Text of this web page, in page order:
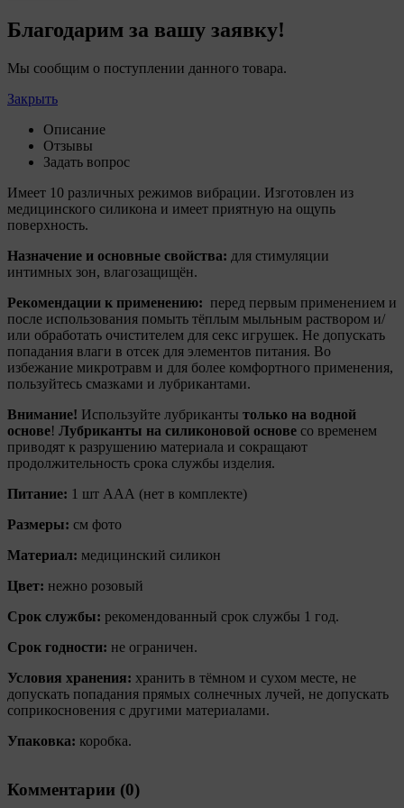
Благодарим за вашу заявку!
Мы сообщим о поступлении данного товара.
Закрыть
Описание
Отзывы
Задать вопрос
Имеет 10 различных режимов вибрации. Изготовлен из
медицинского силикона и имеет приятную на ощупь
поверхность.
Назначение и основные свойства: для стимуляции
интимных зон, влагозащищён.
Рекомендации к применению: перед первым применением и
после использования помыть тёплым мыльным раствором и/
или обработать очистителем для секс игрушек. Не допускать
попадания влаги в отсек для элементов питания. Во
избежание микротравм и для более комфортного применения,
пользуйтесь смазками и лубрикантами.
Внимание! Используйте лубриканты только на водной
основе! Лубриканты на силиконовой основе со временем
приводят к разрушению материала и сокращают
продолжительность срока службы изделия.
Питание: 1 шт ААА (нет в комплекте)
Размеры: см фото
Материал: медицинский силикон
Цвет: нежно розовый
Срок службы: рекомендованный срок службы 1 год.
Срок годности: не ограничен.
Условия хранения: хранить в тёмном и сухом месте, не
допускать попадания прямых солнечных лучей, не допускать
соприкосновения с другими материалами.
Упаковка: коробка.
Комментарии (0)
идентификации субъектов персональных данных.
7. На сайтах используются как файлы cookie первой
посещает пользователь), так и сторонние файлы
cookie (задаются сервером, расположенным вне
домена наших сайтов).
8. Общество обрабатывает обезличенные данные
пользователей сайта (включая файлы «cookie»),
собираемые с помощью сервисов Интернет-
действиях пользователей на сайте, улучшения
качества сайта и его содержания. Общество
случае, если это разрешено в настройках браузера
пользователя (включено сохранение файлов cookie и
использование технологии JavaScript).
9. На сайтах обрабатываются следующие типы
файлов cookie:
9.1. Технические (обязательные) файлы cookie,
например, применяемые при регистрации либо
входе в систему, или для оставления отзыва либо
комментария. Данные файлы cookie используются
полноценного использования его функционала
системах. Вместе с тем, пользователь может
файлы сookie или уведомлял пользователя об их
разделы сайта могут не работать).
9.2. Функциональные файлы cookie, например,
cookie используются для обеспечения работы
некоторых дополнительных функций сайтов,
например, для хранения предпочтений
пользователя, в том числе имени пользователя
или выбора языка, и для предотвращения
повторных прохождений опросов
пользователями. Подобные функции улучшают
9.3. Файлы cookie предпочтений, например, для